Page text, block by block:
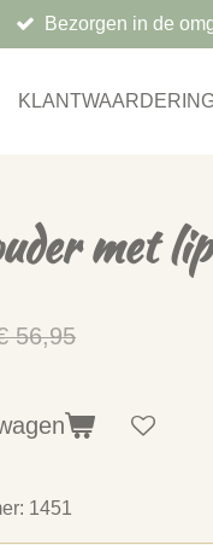
Bezorgen in de
met lip
56,95
1451